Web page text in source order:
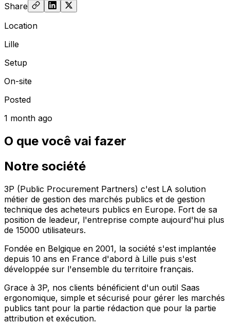
Share
Location
Lille
Setup
On-site
Posted
1 month ago
O que você vai fazer
Notre société
3P (Public Procurement Partners) c'est LA solution
métier de gestion des marchés publics et de gestion
technique des acheteurs publics en Europe. Fort de sa
position de leadeur, l'entreprise compte aujourd'hui plus
de 15000 utilisateurs.
Fondée en Belgique en 2001, la société s'est implantée
depuis 10 ans en France d'abord à Lille puis s'est
développée sur l'ensemble du territoire français.
Grace à 3P, nos clients bénéficient d'un outil Saas
ergonomique, simple et sécurisé pour gérer les marchés
publics tant pour la partie rédaction que pour la partie
attribution et exécution.